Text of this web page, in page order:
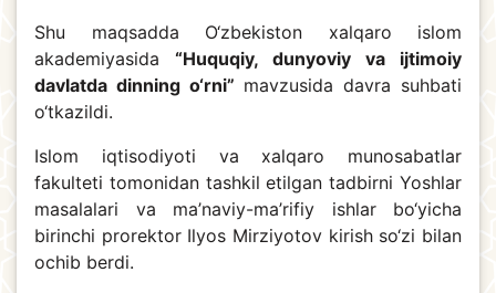
Shu maqsadda O‘zbekiston xalqaro islom
akademiyasida “Huquqiy, dunyoviy va ijtimoiy
davlatda dinning o‘rni” mavzusida davra suhbati
o‘tkazildi.
Islom iqtisodiyoti va xalqaro munosabatlar
fakulteti tomonidan tashkil etilgan tadbirni Yoshlar
masalalari va ma’naviy-ma’rifiy ishlar bo‘yicha
birinchi prorektor Ilyos Mirziyotov kirish so‘zi bilan
ochib berdi.